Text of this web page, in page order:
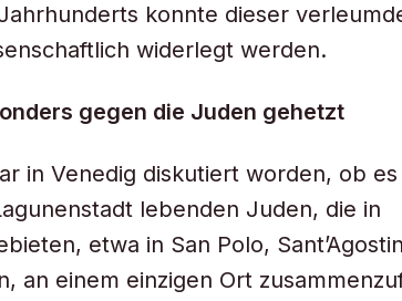
konnte dieser
widerlegt werden.
gegen die Juden gehetzt
in Venedig diskutiert worden, ob
lebenden Juden, die in
etwa in San Polo,
an einem einzigen Ort